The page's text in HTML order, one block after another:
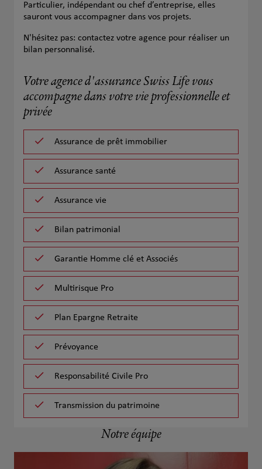
Particulier, indépendant ou chef d’entreprise, elles
sauront vous accompagner dans vos projets.
N'hésitez pas: contactez votre agence pour réaliser un
bilan personnalisé.
Votre agence d'assurance Swiss Life vous
accompagne dans votre vie professionnelle et
privée
Assurance de prêt immobilier
Assurance santé
Assurance vie
Bilan patrimonial
Garantie Homme clé et Associés
Multirisque Pro
Plan Epargne Retraite
Prévoyance
Responsabilité Civile Pro
Transmission du patrimoine
Notre équipe